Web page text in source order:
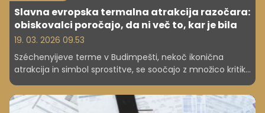
Slavna evropska termalna atrakcija razočara:
obiskovalci poročajo, da ni več to, kar je bila
19. 03. 2026 09.53
Széchenyijeve terme v Budimpešti, nekoč ikonična
atrakcija in simbol sprostitve, se soočajo z množico kritik.
Kljub temu nekateri še vedno izpostavljajo dobre izkušnje,
zlasti v zunanjih bazenih v zimskem času.